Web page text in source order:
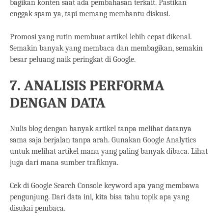
bagikan konten saat ada pembahasan terkait. Pastikan
enggak spam ya, tapi memang membantu diskusi.
Promosi yang rutin membuat artikel lebih cepat dikenal.
Semakin banyak yang membaca dan membagikan, semakin
besar peluang naik peringkat di Google.
7. ANALISIS PERFORMA
DENGAN DATA
Nulis blog dengan banyak artikel tanpa melihat datanya
sama saja berjalan tanpa arah. Gunakan Google Analytics
untuk melihat artikel mana yang paling banyak dibaca. Lihat
juga dari mana sumber trafiknya.
Cek di Google Search Console keyword apa yang membawa
pengunjung. Dari data ini, kita bisa tahu topik apa yang
disukai pembaca.